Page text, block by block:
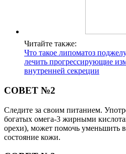
Читайте также:
Что такое липоматоз
лечить прогрессирующие
внутренней секреции
СОВЕТ №2
Следите за своим питанием.
богатых омега-3 жирными
орехи), может помочь уменьшить
состояние кожи.